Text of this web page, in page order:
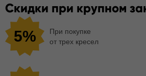
Скидки при крупном
5%
При покупке
от трех кресел